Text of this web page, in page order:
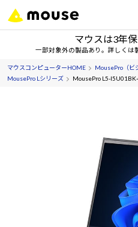
マウスは3年
一部対象外の製品あり。詳しくは
マウスコンピューターHOME MousePro（ビ
MousePro Lシリーズ
MousePro L5-